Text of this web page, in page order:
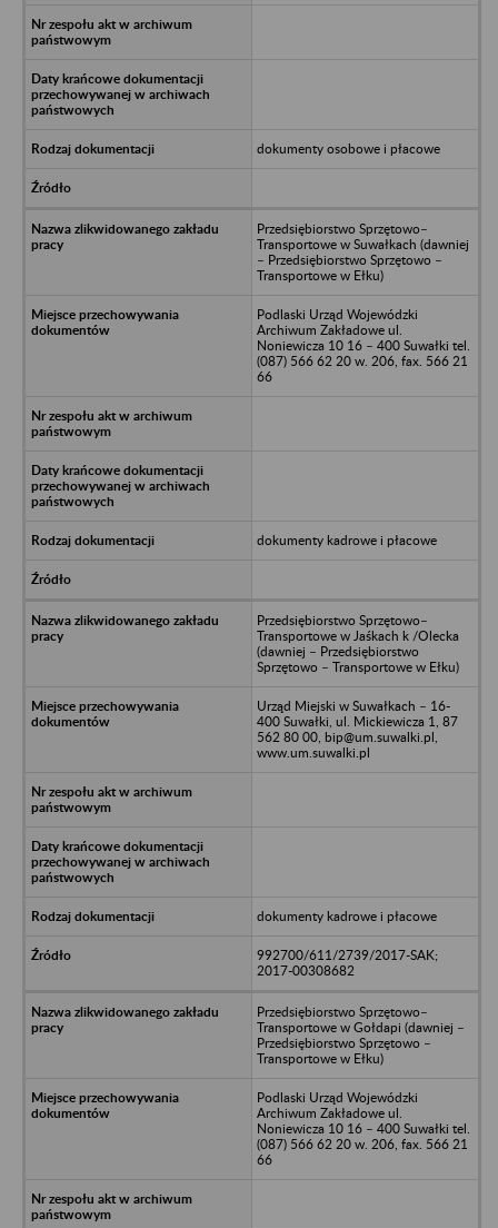
dokumenty osobowe i płacowe
Przedsiębiorstwo Sprzętowo–
Transportowe w Suwałkach (dawniej
– Przedsiębiorstwo Sprzętowo –
Transportowe w Ełku)
Podlaski Urząd Wojewódzki
Archiwum Zakładowe ul.
Noniewicza 10 16 – 400 Suwałki tel.
(087) 566 62 20 w. 206, fax. 566 21
66
dokumenty kadrowe i płacowe
Przedsiębiorstwo Sprzętowo–
Transportowe w Jaśkach k /Olecka
(dawniej – Przedsiębiorstwo
Sprzętowo – Transportowe w Ełku)
Urząd Miejski w Suwałkach – 16-
400 Suwałki, ul. Mickiewicza 1, 87
562 80 00, bip@um.suwalki.pl,
www.um.suwalki.pl
dokumenty kadrowe i płacowe
992700/611/2739/2017-SAK;
2017-00308682
Przedsiębiorstwo Sprzętowo–
Transportowe w Gołdapi (dawniej –
Przedsiębiorstwo Sprzętowo –
Transportowe w Ełku)
Podlaski Urząd Wojewódzki
Archiwum Zakładowe ul.
Noniewicza 10 16 – 400 Suwałki tel.
(087) 566 62 20 w. 206, fax. 566 21
66